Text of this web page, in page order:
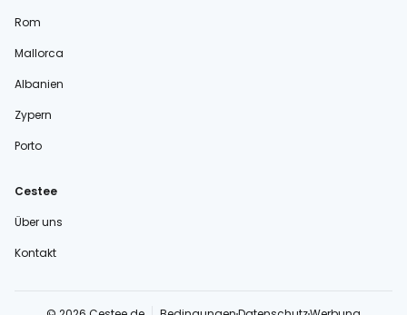
Rom
Mallorca
Albanien
Zypern
Porto
Cestee
Über uns
Kontakt